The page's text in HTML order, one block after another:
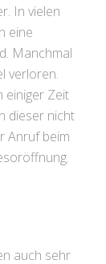
In vielen
eine
Manchmal
verloren.
einiger Zeit
dieser nicht
Anruf beim
auch sehr